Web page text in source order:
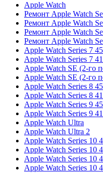
Apple Watch
Ремонт Apple Watch
Ремонт Apple Watch
Ремонт Apple Watch
Ремонт Apple Watch
Apple Watch Series 7
Apple Watch Series 7
Apple Watch SE (2-го
Apple Watch SE (2-го
Apple Watch Series 8
Apple Watch Series 8
Apple Watch Series 9
Apple Watch Series 9
Apple Watch Ultra
Apple Watch Ultra 2
Apple Watch Series 10
Apple Watch Series 10
Apple Watch Series 10
Apple Watch Series 10